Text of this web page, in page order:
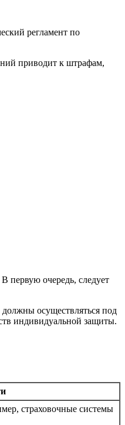
регламент по
приводит к штрафам,
первую очередь, следует
осуществляться под
индивидуальной защиты.
страховочные системы